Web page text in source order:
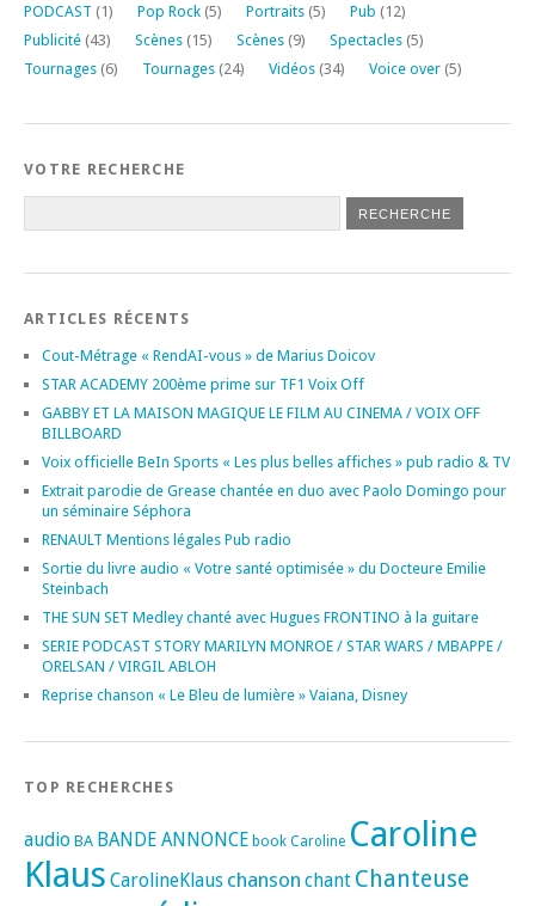
PODCAST (1) Pop Rock (5) Portraits (5) Pub (12)
Publicité (43) Scènes (15) Scènes (9) Spectacles (5)
Tournages (6) Tournages (24) Vidéos (34) Voice over (5)
VOTRE RECHERCHE
ARTICLES RÉCENTS
Cout-Métrage « RendAI-vous » de Marius Doicov
STAR ACADEMY 200ème prime sur TF1 Voix Off
GABBY ET LA MAISON MAGIQUE LE FILM AU CINEMA / VOIX OFF
BILLBOARD
Voix officielle BeIn Sports « Les plus belles affiches » pub radio & TV
Extrait parodie de Grease chantée en duo avec Paolo Domingo pour
un séminaire Séphora
RENAULT Mentions légales Pub radio
Sortie du livre audio « Votre santé optimisée » du Docteure Emilie
Steinbach
THE SUN SET Medley chanté avec Hugues FRONTINO à la guitare
SERIE PODCAST STORY MARILYN MONROE / STAR WARS / MBAPPE /
ORELSAN / VIRGIL ABLOH
Reprise chanson « Le Bleu de lumière » Vaiana, Disney
TOP RECHERCHES
audio BA BANDE ANNONCE book Caroline Caroline
Klaus CarolineKlaus chanson chant Chanteuse